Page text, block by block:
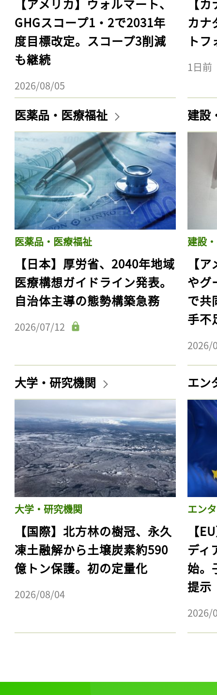
【アメリカ】ウォルマート、
GHGスコープ1・2で2031年
度目標改定。スコープ3削減
も継続
2026/08/05
【
カナ
ト
1日前
医薬品・医療福祉
医薬品・医療福祉
【日本】厚労省、2040年地域
医療構想ガイドライン発表。
自治体主導の態勢構築急務
2026/07/12
建設
建設
【
やグ
で共
手不
2026/
大学・研究機関
大学・研究機関
【国際】北方林の樹冠、永久
凍土融解から土壌炭素約590
億トン保護。初の定量化
2026/08/04
エン
エン
【
ディ
始。
提示
2026/
記事をお気に入りに
ログインが必